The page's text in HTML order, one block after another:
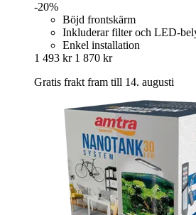
-20%
Böjd frontskärm
Inkluderar filter och LED-
Enkel installation
1 493 kr 1 870 kr
Gratis frakt fram till 14. augusti